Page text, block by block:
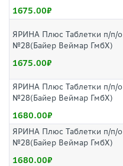
1675.00
ЯРИНА Плюс Таблетки п/п/о
№28(Байер Веймар ГмбХ)
1675.00
ЯРИНА Плюс Таблетки п/п/о
№28(Байер Веймар ГмбХ)
1680.00
ЯРИНА Плюс Таблетки п/п/о
№28(Байер Веймар ГмбХ)
1680.00